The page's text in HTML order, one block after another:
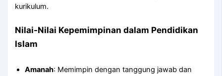
kurikulum.
Nilai-Nilai Kepemimpinan dalam Pendidikan
Islam
Amanah: Memimpin dengan tanggung jawab dan